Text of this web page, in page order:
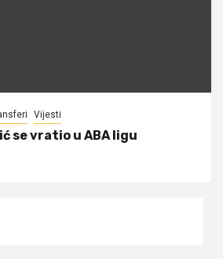
Vijesti
se vratio u ABA ligu